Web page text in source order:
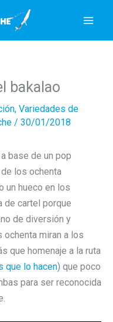
bakalao
, Variedades de
/ 30/01/2018
base de un pop
los ochenta
un hueco en los
de cartel porque
de diversión y
ochenta miran a los
que homenaje a la ruta
que lo hacen) que poco
para ser reconocida